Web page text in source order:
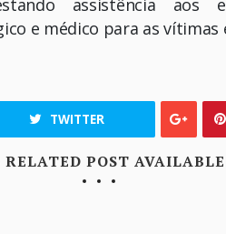
assistência aos
e médico para as vítimas
TWITTER
RELATED POST AVAILABLE